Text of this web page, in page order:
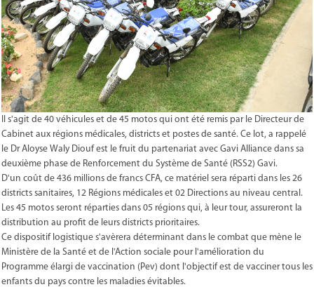
Il s'agit de 40 véhicules et de 45 motos qui ont été remis par le Directeur de
Cabinet aux régions médicales, districts et postes de santé. Ce lot, a rappelé
le Dr Aloyse Waly Diouf est le fruit du partenariat avec Gavi Alliance dans sa
deuxième phase de Renforcement du Système de Santé (RSS2) Gavi.
D'un coût de 436 millions de francs CFA, ce matériel sera réparti dans les 26
districts sanitaires, 12 Régions médicales et 02 Directions au niveau central.
Les 45 motos seront réparties dans 05 régions qui, à leur tour, assureront la
distribution au profit de leurs districts prioritaires.
Ce dispositif logistique s'avèrera déterminant dans le combat que mène le
Ministère de la Santé et de l'Action sociale pour l'amélioration du
Programme élargi de vaccination (Pev) dont l'objectif est de vacciner tous les
enfants du pays contre les maladies évitables.